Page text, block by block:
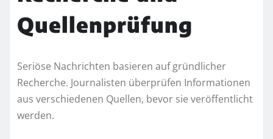
Quellenprüfung
Seriöse Nachrichten basieren auf gründlicher
Recherche. Journalisten überprüfen Informationen
aus verschiedenen Quellen, bevor sie veröffentlicht
werden.